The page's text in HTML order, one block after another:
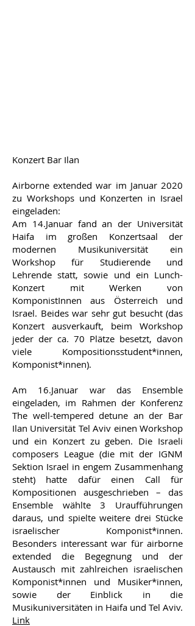
Konzert Bar Ilan
Airborne extended war im Januar 2020
zu Workshops und Konzerten in Israel
eingeladen:
Am 14.Januar fand an der Universität
Haifa im großen Konzertsaal der
modernen Musikuniversität ein
Workshop für Studierende und
Lehrende statt, sowie und ein Lunch-
Konzert mit Werken von
KomponistInnen aus Österreich und
Israel. Beides war sehr gut besucht (das
Konzert ausverkauft, beim Workshop
jeder der ca. 70 Plätze besetzt, davon
viele Kompositionsstudent*innen,
Komponist*innen).
Am 16.Januar war das Ensemble
eingeladen, im Rahmen der Konferenz
The well-tempered detune an der Bar
Ilan Universität Tel Aviv einen Workshop
und ein Konzert zu geben. Die Israeli
composers League (die mit der IGNM
Sektion Israel in engem Zusammenhang
steht) hatte dafür einen Call für
Kompositionen ausgeschrieben – das
Ensemble wählte 3 Uraufführungen
daraus, und spielte weitere drei Stücke
israelischer Komponist*innen.
Besonders interessant war für airborne
extended die Begegnung und der
Austausch mit zahlreichen israelischen
Komponist*innen und Musiker*innen,
sowie der Einblick in die
Musikuniversitäten in Haifa und Tel Aviv.
Link